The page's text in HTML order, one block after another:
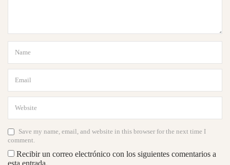
Save my name, email, and website in this browser for the next time I
comment.
Recibir un correo electrónico con los siguientes comentarios a